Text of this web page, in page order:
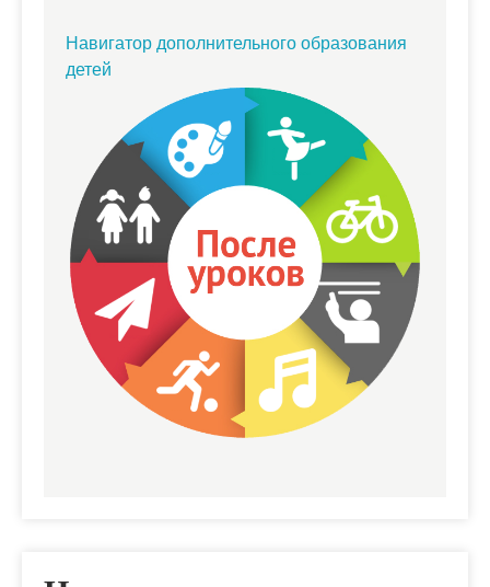
Навигатор дополнительного образования
детей